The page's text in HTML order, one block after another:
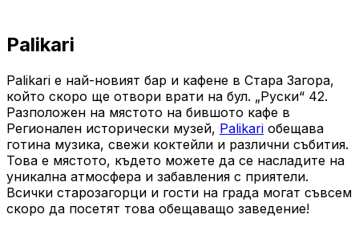
Palikari
Palikari е най-новият бар и кафене в Стара Загора,
който скоро ще отвори врати на бул. „Руски“ 42.
Разположен на мястото на бившото кафе в
Регионален исторически музей, Palikari обещава
готина музика, свежи коктейли и различни събития.
Това е мястото, където можете да се насладите на
уникална атмосфера и забавления с приятели.
Всички старозагорци и гости на града могат съвсем
скоро да посетят това обещаващо заведение!